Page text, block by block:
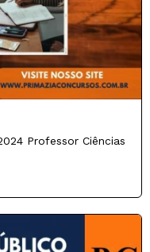
Professor Ciências